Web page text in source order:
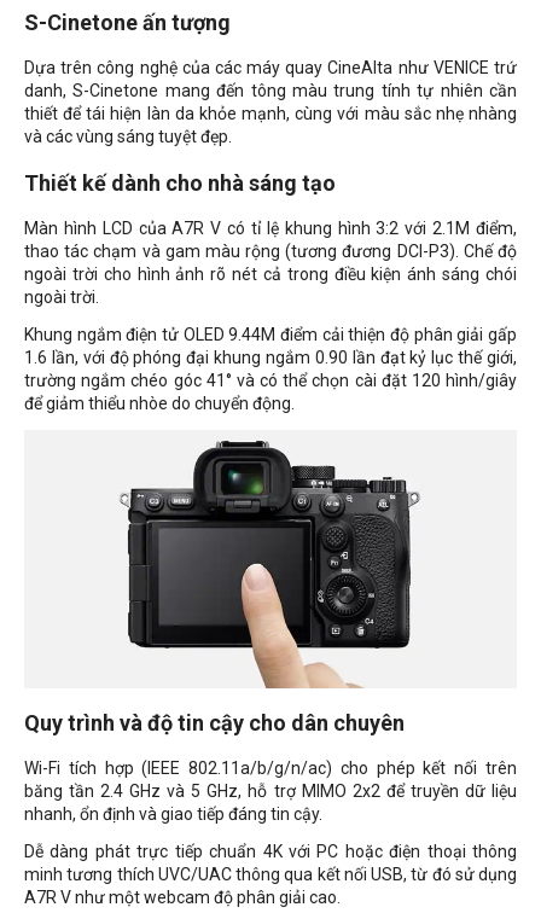
S-Cinetone ấn tượng
Dựa trên công nghệ của các máy quay CineAlta như VENICE trứ
danh, S-Cinetone mang đến tông màu trung tính tự nhiên cần
thiết để tái hiện làn da khỏe mạnh, cùng với màu sắc nhẹ nhàng
và các vùng sáng tuyệt đẹp.
Thiết kế dành cho nhà sáng tạo
Màn hình LCD của A7R V có tỉ lệ khung hình 3:2 với 2.1M điểm,
thao tác chạm và gam màu rộng (tương đương DCI-P3). Chế độ
ngoài trời cho hình ảnh rõ nét cả trong điều kiện ánh sáng chói
ngoài trời.
Khung ngắm điện tử OLED 9.44M điểm cải thiện độ phân giải gấp
1.6 lần, với độ phóng đại khung ngắm 0.90 lần đạt kỷ lục thế giới,
trường ngắm chéo góc 41° và có thể chọn cài đặt 120 hình/giây
để giảm thiểu nhòe do chuyển động.
Quy trình và độ tin cậy cho dân chuyên
Wi-Fi tích hợp (IEEE 802.11a/b/g/n/ac) cho phép kết nối trên
băng tần 2.4 GHz và 5 GHz, hỗ trợ MIMO 2x2 để truyền dữ liệu
nhanh, ổn định và giao tiếp đáng tin cậy.
Dễ dàng phát trực tiếp chuẩn 4K với PC hoặc điện thoại thông
minh tương thích UVC/UAC thông qua kết nối USB, từ đó sử dụng
A7R V như một webcam độ phân giải cao.